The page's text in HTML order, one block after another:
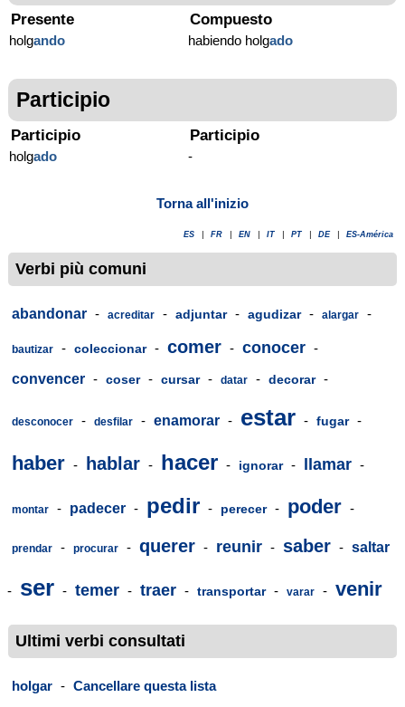
Presente
holgando
Compuesto
habiendo holgado
Participio
Participio
holgado
Participio
-
Torna all'inizio
ES FR EN IT PT DE ES-América
Verbi più comuni
abandonar - acreditar - adjuntar - agudizar - alargar -
bautizar - coleccionar - comer - conocer -
convencer - coser - cursar - datar - decorar -
desconocer - desfilar - enamorar - estar - fugar -
haber - hablar - hacer - ignorar - llamar -
montar - padecer - pedir - perecer - poder -
prendar - procurar - querer - reunir - saber - saltar
- ser - temer - traer - transportar - varar - venir
Ultimi verbi consultati
holgar - Cancellare questa lista